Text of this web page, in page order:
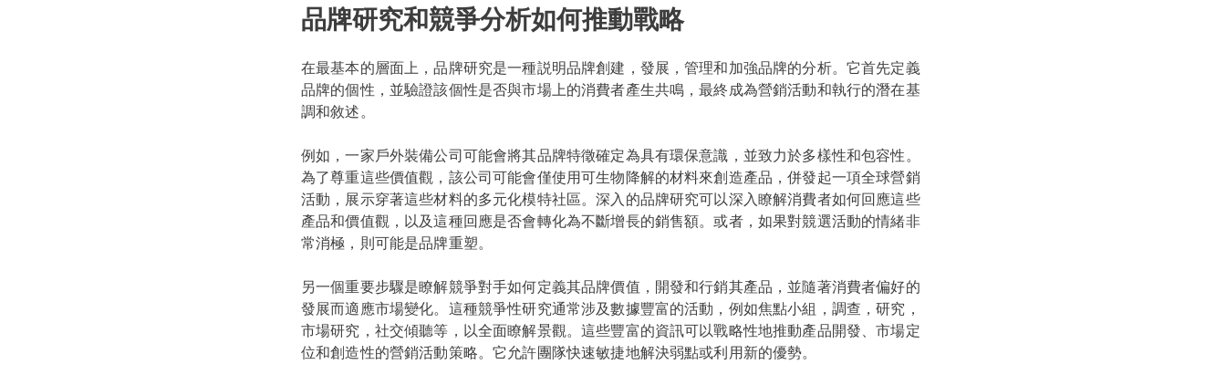
品牌研究和競爭分析如何推動戰略
在最基本的層面上，品牌研究是一種説明品牌創建，發展，管理和加強品牌的分析。它首先定義
品牌的個性，並驗證該個性是否與市場上的消費者產生共鳴，最終成為營銷活動和執行的潛在基
調和敘述。
例如，一家戶外裝備公司可能會將其品牌特徵確定為具有環保意識，並致力於多樣性和包容性。
為了尊重這些價值觀，該公司可能會僅使用可生物降解的材料來創造產品，併發起一項全球營銷
活動，展示穿著這些材料的多元化模特社區。深入的品牌研究可以深入瞭解消費者如何回應這些
產品和價值觀，以及這種回應是否會轉化為不斷增長的銷售額。或者，如果對競選活動的情緒非
常消極，則可能是品牌重塑。
另一個重要步驟是瞭解競爭對手如何定義其品牌價值，開發和行銷其產品，並隨著消費者偏好的
發展而適應市場變化。這種競爭性研究通常涉及數據豐富的活動，例如焦點小組，調查，研究，
市場研究，社交傾聽等，以全面瞭解景觀。這些豐富的資訊可以戰略性地推動產品開發、市場定
位和創造性的營銷活動策略。它允許團隊快速敏捷地解決弱點或利用新的優勢。